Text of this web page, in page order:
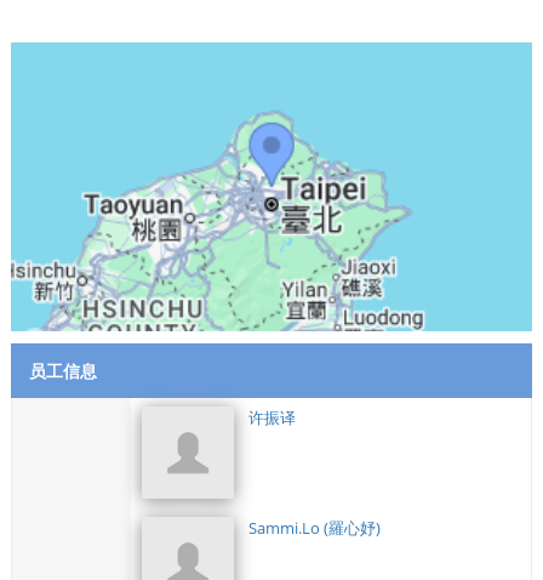
员工信息
许振译
Sammi.Lo (羅心妤)